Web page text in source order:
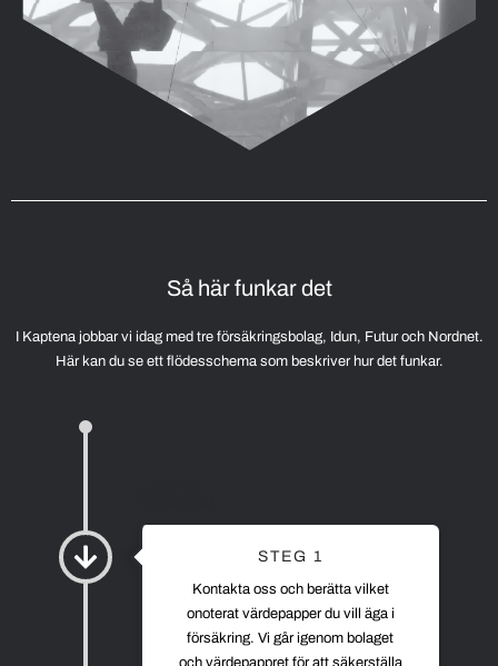
Så här funkar det
I Kaptena jobbar vi idag med tre försäkringsbolag, Idun, Futur och Nordnet.
Här kan du se ett flödesschema som beskriver hur det funkar.
STEG 1
Kontakta oss och berätta vilket
onoterat värdepapper du vill äga i
försäkring. Vi går igenom bolaget
och värdepappret för att säkerställa